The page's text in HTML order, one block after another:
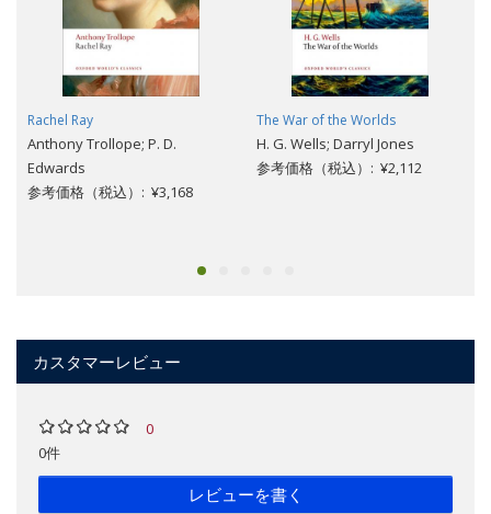
Rachel Ray
Anthony Trollope; P. D.
Edwards
参考価格（税込）: ¥3,168
The War of the Worlds
H. G. Wells; Darryl Jones
参考価格（税込）: ¥2,112
カスタマーレビュー
0
0件
レビューを書く